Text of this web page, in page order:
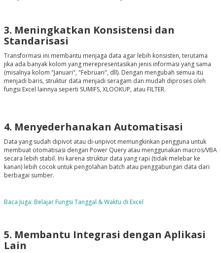
3. Meningkatkan Konsistensi dan
Standarisasi
Transformasi ini membantu menjaga data agar lebih konsisten, terutama
jika ada banyak kolom yang merepresentasikan jenis informasi yang sama
(misalnya kolom "Januari", "Februari", dll). Dengan mengubah semua itu
menjadi baris, struktur data menjadi seragam dan mudah diproses oleh
fungsi Excel lainnya seperti SUMIFS, XLOOKUP, atau FILTER.
4. Menyederhanakan Automatisasi
Data yang sudah dipivot atau di-unpivot memungkinkan pengguna untuk
membuat otomatisasi dengan Power Query atau menggunakan macros/VBA
secara lebih stabil. Ini karena struktur data yang rapi (tidak melebar ke
kanan) lebih cocok untuk pengolahan batch atau penggabungan data dari
berbagai sumber.
Baca Juga: Belajar Fungsi Tanggal & Waktu di Excel
5. Membantu Integrasi dengan Aplikasi
Lain